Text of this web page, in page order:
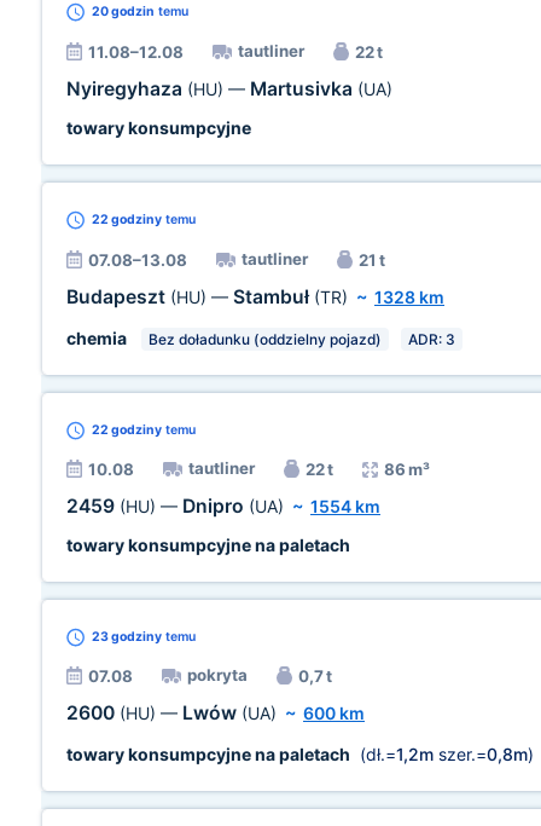
20 godzin temu
11.08–12.08 tautliner 22 t
Nyiregyhaza (HU) — Martusivka (UA)
towary konsumpcyjne
22 godziny temu
07.08–13.08 tautliner 21 t
Budapeszt (HU) — Stambuł (TR) ~ 1328 km
chemia
Bez doładunku (oddzielny pojazd) ADR: 3
22 godziny temu
10.08 tautliner 22 t 86 m³
2459 (HU) — Dnipro (UA) ~ 1554 km
towary konsumpcyjne na paletach
23 godziny temu
07.08 pokryta 0,7 t
2600 (HU) — Lwów (UA) ~ 600 km
towary konsumpcyjne na paletach (dł.=1,2m szer.=0,8m)